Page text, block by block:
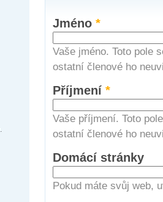
Jméno*
Vaše jméno. Toto pole
ostatní členové ho
Příjmení*
Vaše příjmení. Toto
ostatní členové ho
Domácí stránky
Pokud máte svůj web,